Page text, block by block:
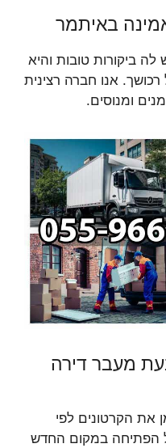
באיתמר
ביקורות טובות והיא
אנו חברה רצינית
ומנוסים.
מעבר דירה
את הקרטונים לפי
הפתיחה במקום החדש